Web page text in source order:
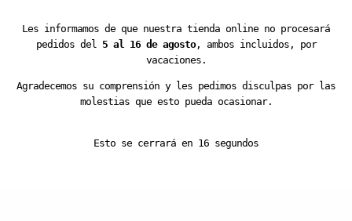
Decoración Navideña de Chocolate
Decoración Halloween de Chocolate
Ingredientes de Heladería
Les informamos de que nuestra tienda online no procesará
pedidos del 5 al 16 de agosto, ambos incluidos, por
vacaciones.
Agradecemos su comprensión y les pedimos disculpas por las
molestias que esto pueda ocasionar.
Esto se cerrará en 16 segundos